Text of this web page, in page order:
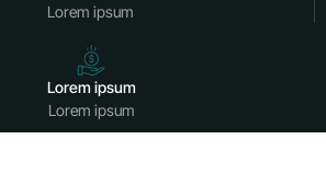
Lorem ipsum
Lorem ipsum
Lorem ipsum